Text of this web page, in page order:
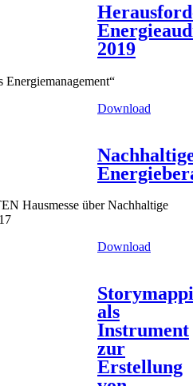
2019
Download
Hausmesse über Nachhaltige
Download
als
Instrument
zur
Erstellung